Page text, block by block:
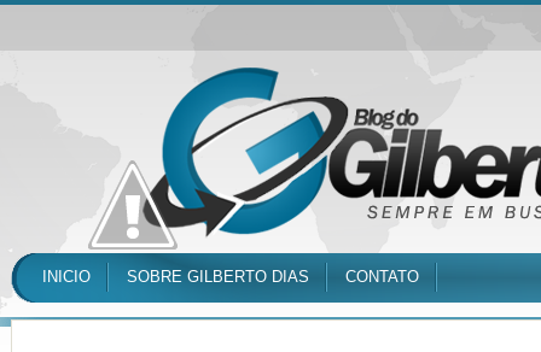
INICIO SOBRE GILBERTO DIAS CONTATO